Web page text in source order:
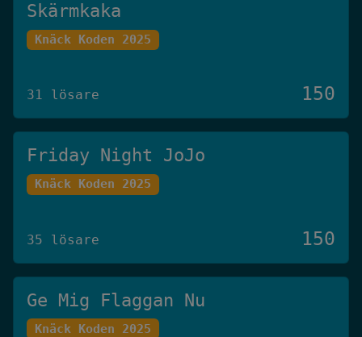
Skärmkaka
Knäck Koden 2025
31 lösare 150
Friday Night JoJo
Knäck Koden 2025
35 lösare 150
Ge Mig Flaggan Nu
Knäck Koden 2025